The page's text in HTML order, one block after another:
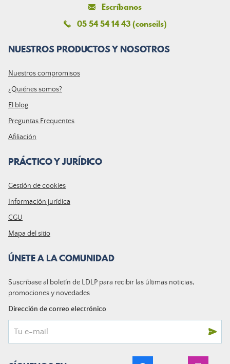
Escríbanos
05 54 54 14 43 (conseils)
NUESTROS PRODUCTOS Y NOSOTROS
Nuestros compromisos
¿Quiénes somos?
El blog
Preguntas Frequentes
Afiliación
PRÁCTICO Y JURÍDICO
Gestión de cookies
Información jurídica
CGU
Mapa del sitio
ÚNETE A LA COMUNIDAD
Suscríbase al boletín de LDLP para recibir las últimas noticias,
promociones y novedades
Dirección de correo electrónico